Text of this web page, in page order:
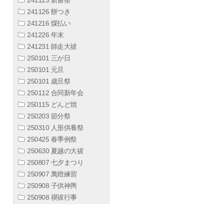
241126 餅つき
241216 煤払い
241226 年末
241231 師走大祓
250101 三が日
250101 元旦
250101 歳旦祭
250112 合同新年会
250115 どんど焼
250203 節分祭
250310 人形供養祭
250425 春季例祭
250630 夏越の大祓
250807 七夕まつり
250907 萬燈練習
250908 子供神輿
250908 禊祓行事